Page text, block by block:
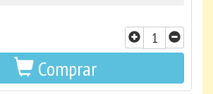
Comprar